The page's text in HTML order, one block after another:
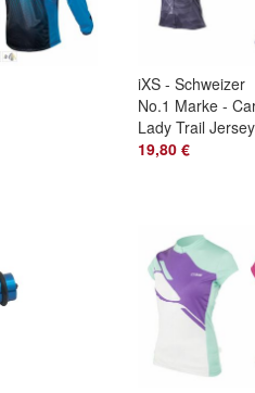
iXS - Schweizer
No.1 Marke -
Lady Trail Jersey
(Dunkelblau)
19,80 €